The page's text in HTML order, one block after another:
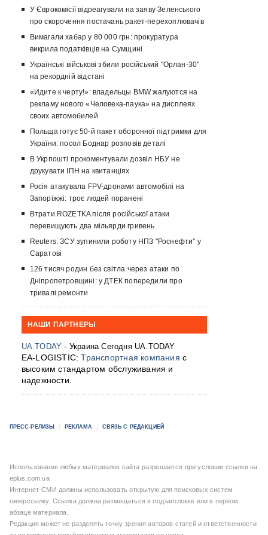
У Єврокомісії відреагували на заяву Зеленського
про скорочення постачань ракет-перехоплювачів
Вимагали хабар у 80 000 грн: прокуратура
викрила податківців на Сумщині
Українські військові збили російський "Орлан-30"
на рекордній відстані
«Идите к черту!»: владельцы BMW жалуются на
рекламу нового «Человека-паука» на дисплеях
своих автомобилей
Польща готує 50-й пакет оборонної підтримки для
України: посол Боднар розповів деталі
В Укрпошті прокоментували дозвіл НБУ не
друкувати ІПН на квитанціях
Росія атакувала FPV-дронами автомобілі на
Запоріжжі: троє людей поранені
Втрати ROZETKA після російської атаки
перевищують два мільярди гривень
Reuters: ЗСУ зупинили роботу НПЗ "Роснефти" у
Саратові
126 тисяч родин без світла через атаки по
Дніпропетровщині: у ДТЕК попередили про
тривалі ремонти
НАШИ ПАРТНЕРЫ
UA.TODAY - Украина Сегодня UA.TODAY
EA-LOGISTIC:Транспортная компания с
высоким стандартом обслуживания и
надежности.
ПРЕСС-РЕЛИЗЫ РЕКЛАМА СВЯЗЬ С РЕДАКЦИЕЙ
Использование любых материалов сайта разрешается при условии ссылки на
eplus.com.ua
Интернет-СМИ должны использовать открытую для поисковых систем
гиперссылку. Ссылка должна размещаться в подзаголовке или в первом
абзаце материала.
Редакция может не разделять точку зрения авторов статей и ответственности